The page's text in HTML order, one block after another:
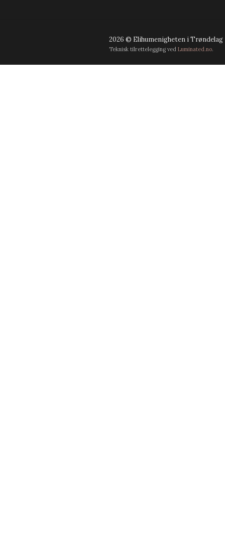
2026 © Elihumenigheten i Trøndelag
Teknisk tilrettelegging ved Luminated.no.